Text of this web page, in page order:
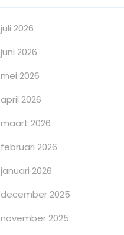
juli 2026
juni 2026
mei 2026
april 2026
maart 2026
februari 2026
januari 2026
december 2025
november 2025